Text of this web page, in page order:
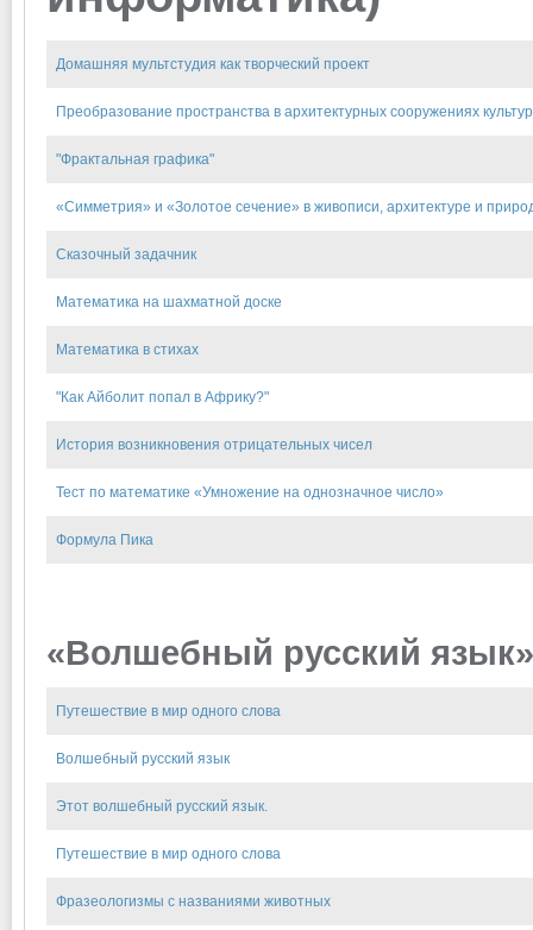
Домашняя мультстудия как творческий проект
Преобразование пространства в архитектурных сооружениях
"Фрактальная графика"
«Симметрия» и «Золотое сечение» в живописи, архитектуре и
Сказочный задачник
Математика на шахматной доске
Математика в стихах
"Как Айболит попал в Африку?"
История возникновения отрицательных чисел
Тест по математике «Умножение на однозначное число»
Формула Пика
«Волшебный русский
Путешествие в мир одного слова
Волшебный русский язык
Этот волшебный русский язык.
Путешествие в мир одного слова
Фразеологизмы с названиями животных